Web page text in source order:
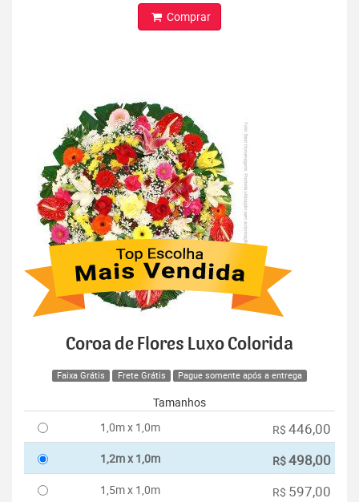
Comprar
Coroa de Flores Luxo Colorida
Faixa Grátis Frete Grátis Pague somente após a entrega
Tamanhos
1,0m x 1,0m
R$ 446,00
1,2m x 1,0m R$498,00
1,5m x 1,0m R$ 597,00